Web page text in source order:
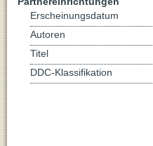
Erscheinungsdatum
Autoren
Titel
DDC-Klassifikation